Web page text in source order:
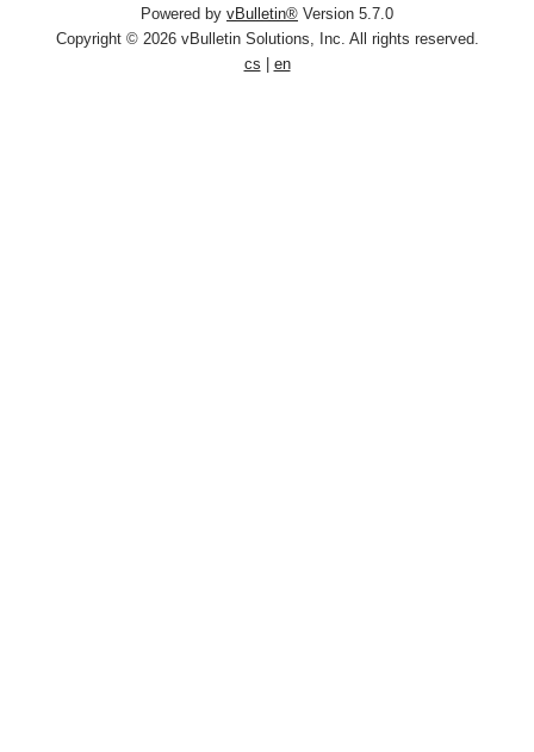
Powered by vBulletin® Version 5.7.0
Copyright © 2026 vBulletin Solutions, Inc. All rights reserved.
cs
en